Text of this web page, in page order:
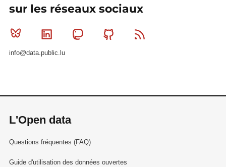
sur les réseaux sociaux
Bluesky Linkedin MastodonGithub
info@data.public.lu
L'Open data
Questions fréquentes (FAQ)
Guide d'utilisation des données ouvertes